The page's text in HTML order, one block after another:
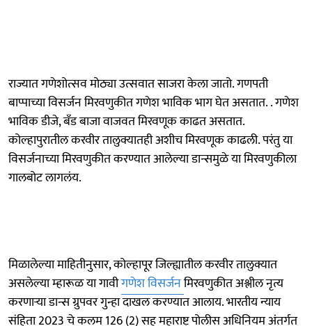
राज्यात गणेशोत्सव मोठ्या उत्सवात साजरा केला जातो. गणपती
बाप्पाच्या विसर्जन मिरवणुकीत गणेश भाविक भाग घेत असतात. . गणेश
भाविक डीजे, बँड बाजा वाजवत मिरवणूक काढत असतात.
कोल्हापुरातील करवीर तालुक्यातही अशीच मिरवणूक काढली. परंतु या
विसर्जनाच्या मिरवणुकीत करण्यात आलेल्या डान्समुळे या मिरवणुकीला
गालबोट लागलंय.
मिळालेल्या माहितीनुसार, कोल्हापूर जिल्ह्यातील करवीर तालुक्यात
असलेल्या म्हारूळ या गावीगणेश विसर्जनमिरवणुकीत अश्लील नृत्य
करणाऱ्या डान्स ग्रुपवर गुन्हा दाखल करण्यात आलाय. भारतीय न्याय
संहिता 2023 चे कलम 126 (2) सह महाराष्ट्र पोलीस अधिनियम अंतर्गत